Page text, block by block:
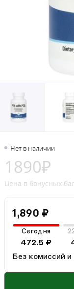
Нет в наличии
1890₽
Цена в бонусных
1,890 ₽
Сегодня
472.5 ₽
Без комиссий и